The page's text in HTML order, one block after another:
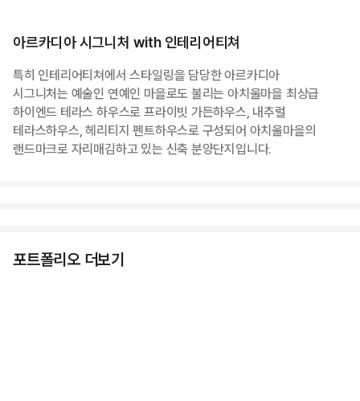
아르카디아 시그니처 with 인테리어티쳐
특히 인테리어티쳐에서 스타일링을 담당한 아르카디아
시그니처는 예술인 연예인 마을로도 불리는 아치울마을 최상급
하이엔드 테라스 하우스로 프라이빗 가든하우스, 내추럴
테라스하우스, 헤리티지 펜트하우스로 구성되어 아치울마을의
랜드마크로 자리매김하고 있는 신축 분양단지입니다.
포트폴리오 더보기